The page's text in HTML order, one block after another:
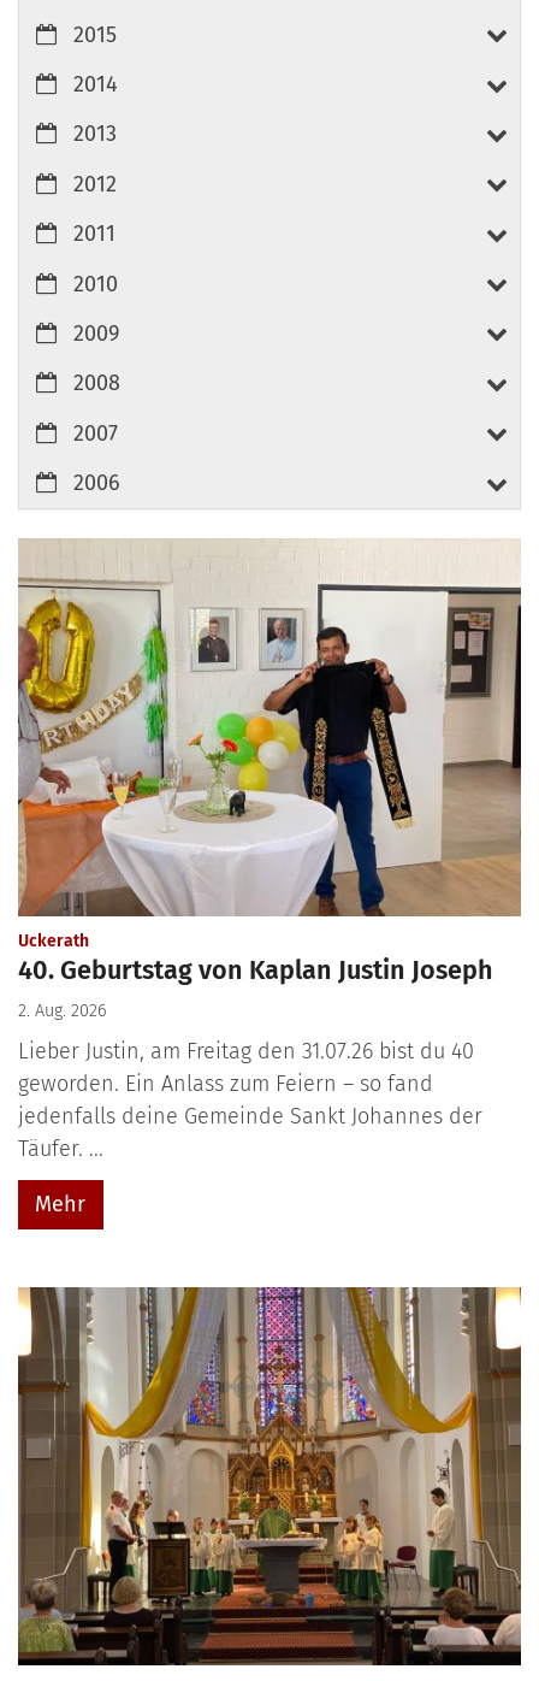
2015
2014
2013
2012
2011
2010
2009
2008
2007
2006
Uckerath:
40. Geburtstag von Kaplan Justin Joseph
2. Aug. 2026
Lieber Justin, am Freitag den 31.07.26 bist du 40
geworden. Ein Anlass zum Feiern – so fand
jedenfalls deine Gemeinde Sankt Johannes der
Täufer. ...
Mehr